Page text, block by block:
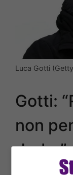
Luca Gotti
Gotti:
non
derby”